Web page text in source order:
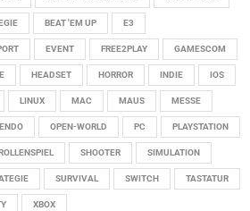
BEAT 'EM UP E3
EVENT FREE2PLAY GAMESCOM
HEADSET HORROR INDIE IOS
LINUX MAC MAUS MESSE
OPEN-WORLD PC PLAYSTATION
SHOOTER SIMULATION
SURVIVAL SWITCH TASTATUR
XBOX